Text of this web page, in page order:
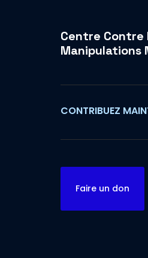
Centre Contre
Manipulations
CONTRIBUEZ
Faire un don